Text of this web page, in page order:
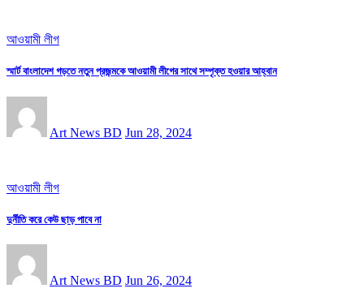
আওয়ামী লীগ
স্মার্ট বাংলাদেশ গড়তে নতুন প্রজন্মকে আওয়ামী লীগের সাথে সম্পৃক্ত হওয়ার আহ্বান
Art News BD Jun 28, 2024
আওয়ামী লীগ
দুর্নীতি করে কেউ ছাড় পাবে না
Art News BD Jun 26, 2024